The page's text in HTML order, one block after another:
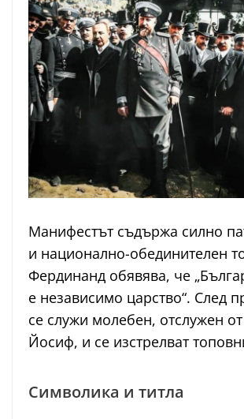
Манифестът съдържа силно
и национално-обединителен
Фердинанд обявява, че
е независимо царство“. След
се служи молебен, отслужен
Йосиф, и се изстрелват
Символика и титла